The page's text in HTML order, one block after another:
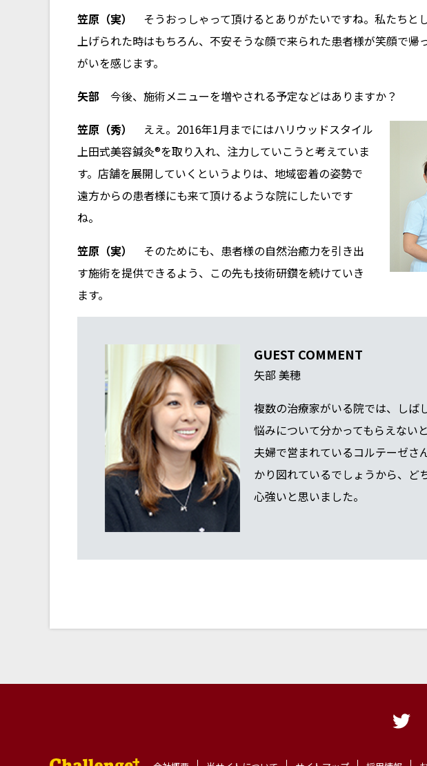
笠原（実）
そうおっしゃって頂けるとありがたいですね。私たちと
上げられた時はもちろん、不安そうな顔で来られた患者様が笑顔で帰
がいを感じます。
矢部 今後、施術メニューを増やされる予定などはありますか？
笠原（秀）
ええ。2016年1月までにはハリウッドスタイル
上田式美容鍼灸®を取り入れ、注力していこうと考えていま
す。店舗を展開していくというよりは、地域密着の姿勢で
遠方からの患者様にも来て頂けるような院にしたいです
ね。
笠原（実）
そのためにも、患者様の自然治癒力を引き出
す施術を提供できるよう、この先も技術研鑽を続けていき
ます。
GUEST COMMENT
矢部 美穂
複数の治療家がいる院では、しば
悩みについて分かってもらえない
夫婦で営まれているコルテーゼさ
かり図れているでしょうから、ど
心強いと思いました。